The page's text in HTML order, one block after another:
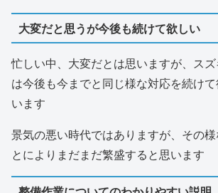
大変だと思うが今後も続けて欲しい
忙しい中、大変だとは思いますが、ス
は今後も今までと同じ様な対応を続け
います
景気の悪い時代ではありますが、その
とによりまだまだ繁盛すると思います